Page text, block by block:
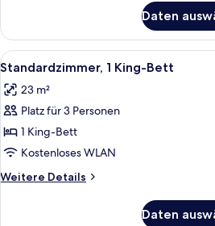
anzeigen
Suite,
1 King-
Bett
Schlafsofa
Daten
Alle
Fotos
für
Standardzimmer,
1 King-
Bett
anzeigen
11
Standardzimmer, 1 King-Bett
23 m²
Platz für 3 Personen
1 King-Bett
Kostenloses WLAN
Weitere Details
Weitere
Daten